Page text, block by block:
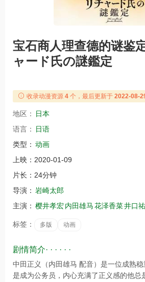
宝石商人理查德的谜鉴
ャード氏の謎鑑定
收录动漫资源 4 个，最后更新于 2022-08-
地区：
日本
语言：
日语
类型： 动画
上映： 2020-01-09
片长： 24分钟
导演： 岩崎太郎
主演： 樱井孝宏内田雄马花泽香菜井口
标签： 多版 动画
剧情简介· · · · · ·
中田正义（内田雄马 配音）是一位成熟
是成为公务员，内心充满了正义感的他总